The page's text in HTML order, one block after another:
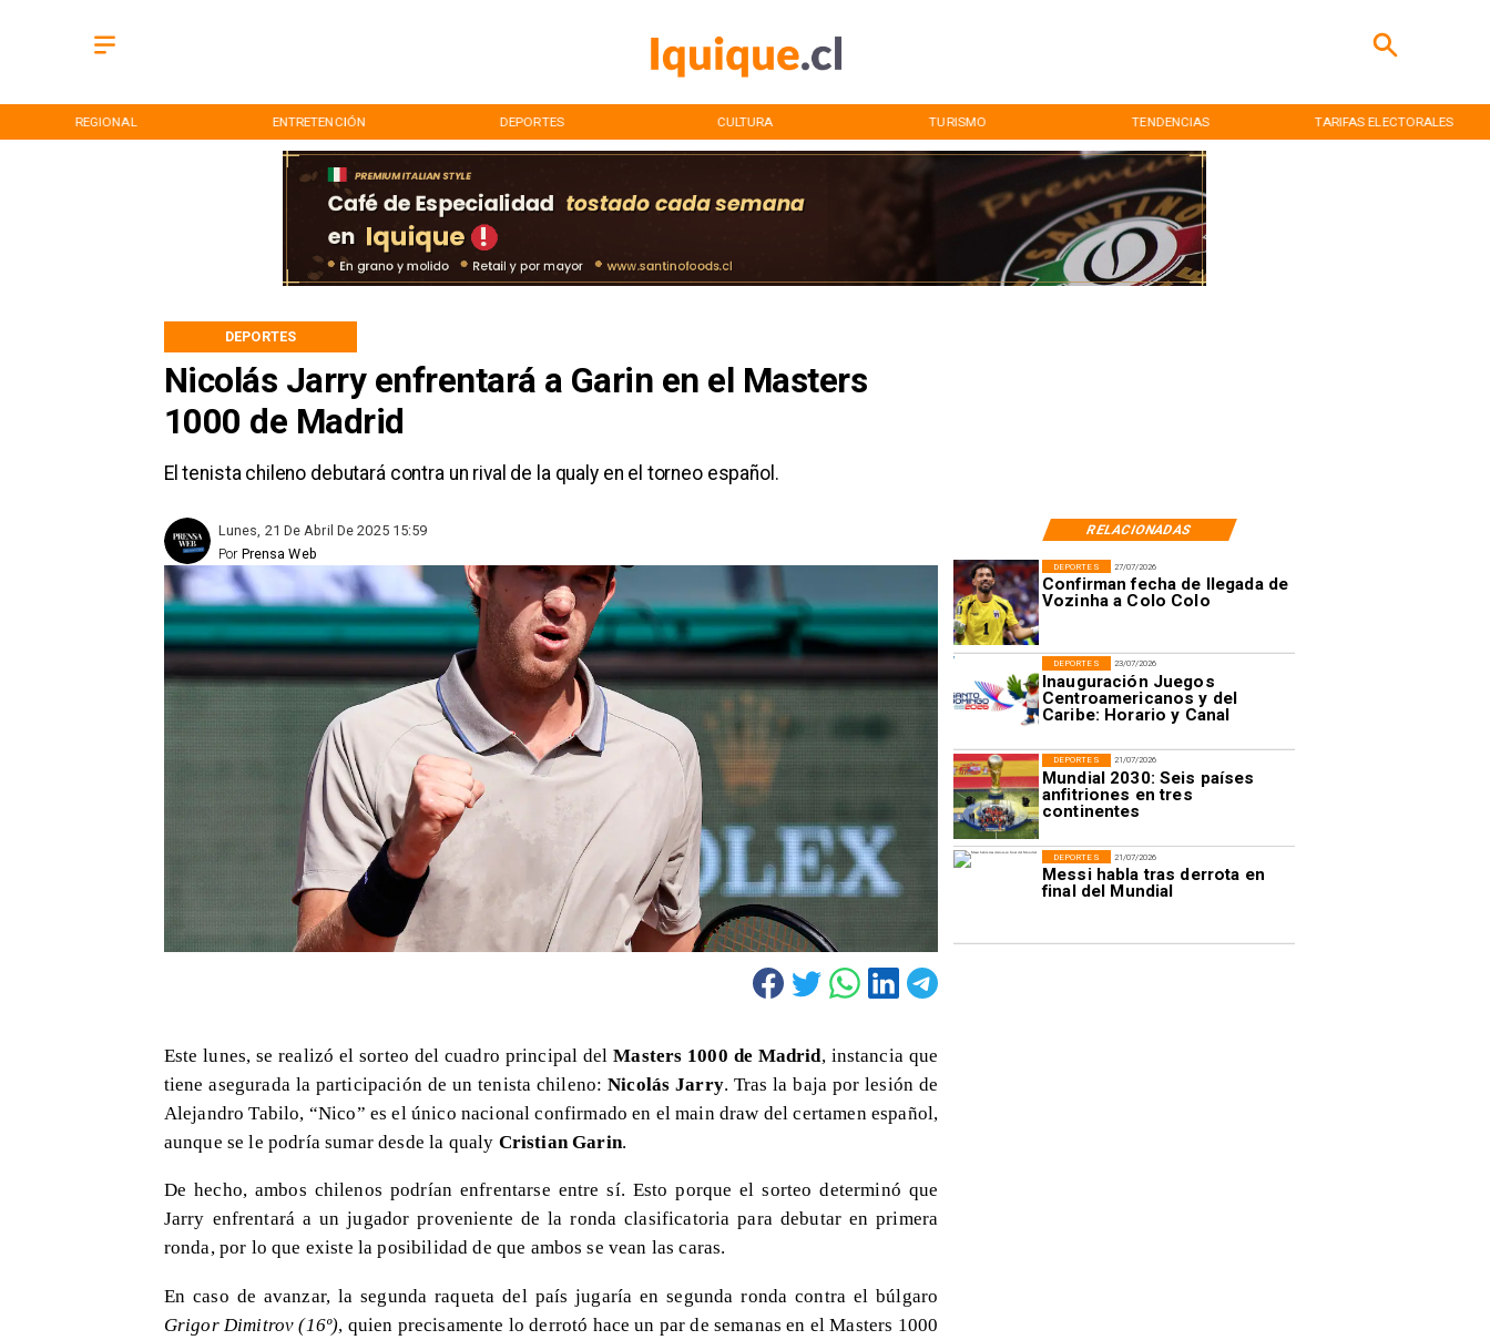
REGIONAL ENTRETENCIÓN DEPORTES CULTURA TURISMO TENDENCIAS TARIFAS ELECTORALES
Nicolás Jarry enfrentará a Garin en el Masters
1000 de Madrid
El tenista chileno debutará contra un rival de la qualy en el torneo español.
DEPORTES
RELACIONADAS
Lunes, 21 De Abril De 2025 15:59
Prensa Web
Por
27/07/2026
Confirman fecha de llegada de
Vozinha a Colo Colo
DEPORTES
23/07/2026
Inauguración Juegos
Centroamericanos y del
Caribe: Horario y Canal
DEPORTES
21/07/2026
Mundial 2030: Seis países
anfitriones en tres
continentes
DEPORTES
21/07/2026
Messi habla tras derrota en
final del Mundial
DEPORTES
Este lunes, se realizó el sorteo del cuadro principal delMasters 1000 de Madrid, instancia que
tiene asegurada la participación de un tenista chileno:Nicolás Jarry. Tras la baja por lesión de
Alejandro Tabilo, “Nico” es el único nacional confirmado en el main draw del certamen español,
aunque se le podría sumar desde la qualy Cristian Garin.
De hecho, ambos chilenos podrían enfrentarse entre sí. Esto porque el sorteo determinó que
Jarry enfrentará a un jugador proveniente de la ronda clasificatoria para debutar en primera
ronda, por lo que existe la posibilidad de que ambos se vean las caras.
En caso de avanzar, la segunda raqueta del país jugaría en segunda ronda contra el búlgaro
Grigor Dimitrov (16º), quien precisamente lo derrotó hace un par de semanas en el Masters 1000